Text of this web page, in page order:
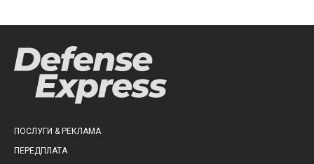
ПОСЛУГИ & РЕКЛАМА
ПЕРЕДПЛАТА